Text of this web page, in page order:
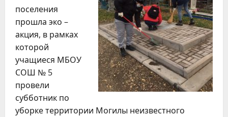
поселения
прошла эко –
акция, в рамках
которой
учащиеся МБОУ
СОШ № 5
провели
субботник по
уборке территории Могилы неизвестного